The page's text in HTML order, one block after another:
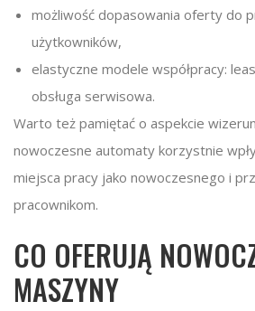
możliwość dopasowania oferty do
użytkowników,
elastyczne modele współpracy:
obsługa serwisowa.
Warto też pamiętać o aspekcie
nowoczesne automaty korzystnie
miejsca pracy jako nowoczesnego i
pracownikom.
CO OFERUJĄ
MASZYNY